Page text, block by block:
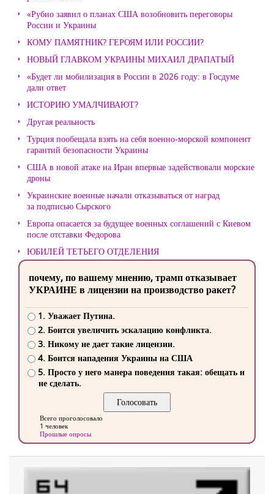
«Рубио заявил о планах США возобновить переговоры
России и Украины
КОМУ ПАМЯТНИК? ГЕРОЯМ ИЛИ РОССИИ?
НОВЫЙ ГЛАВКОМ УКРАИНЫ МИХАИЛ ДРАПАТЫЙ
«Будет ли мобилизация в России в 2026 году: в Госдуме
дали ответ
ИСТОРИЮ УМАЛЧИВАЮТ?
Другая реальность
Турция пообещала взять на себя военно-морской компонент
гарантий безопасности Украины
США в новой атаке на Иран впервые задействовали морские
дроны
Украинские военные начали отказываться от наград
за подписью Сырского
Европа опасается за будущее военных соглашений с Киевом
после отставки Федорова
ЮБИЛЕЙ ТЕТЬЕГО ОТДЕЛЕНИЯ
почему, по вашему мнению, трамп отказывает
УКРАИНЕ в лицензии на производство ракет?
1. Уважает Путина.
2. Боится увеличить эскалацию конфликта.
3. Никому не дает такие лицензии.
4. Боится нападения Украины на США
5. Просто у него манера поведения такая: обещать и
не сделать.
Всего проголосовало
1 человек
Прошлые опросы